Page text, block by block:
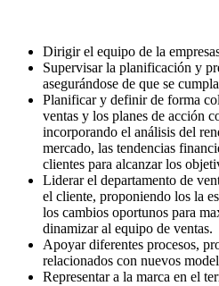
Dirigir el equipo de la
Supervisar la planificación y
asegurándose de que se
Planificar y definir de forma
ventas y los planes de acción
incorporando el análisis del
mercado, las tendencias
clientes para alcanzar los
Liderar el departamento de
el cliente, proponiendo los la
los cambios oportunos para
dinamizar al equipo de ventas.
Apoyar diferentes procesos,
relacionados con nuevos
Representar a la marca en el